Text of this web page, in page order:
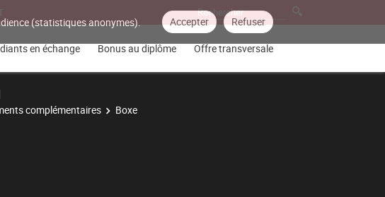
(statistiques anonymes). Accepter Refuser
en échange Bonus au diplôme Offre transversale
complémentaires Boxe